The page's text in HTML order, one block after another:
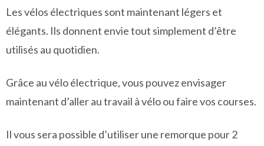
Les vélos électriques sont maintenant légers et
élégants. Ils donnent envie tout simplement d’être
utilisés au quotidien.
Grâce au vélo électrique, vous pouvez envisager
maintenant d’aller au travail à vélo ou faire vos courses.
Il vous sera possible d’utiliser une remorque pour 2